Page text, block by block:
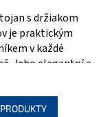
s držiakom
je praktickým
v každé
Jeho elegantní a
se skvěle...